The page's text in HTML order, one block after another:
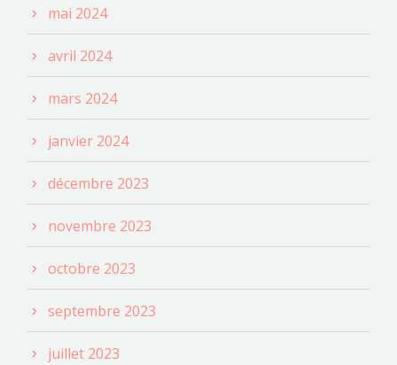
mai 2024
avril 2024
mars 2024
janvier 2024
décembre 2023
novembre 2023
octobre 2023
septembre 2023
juillet 2023